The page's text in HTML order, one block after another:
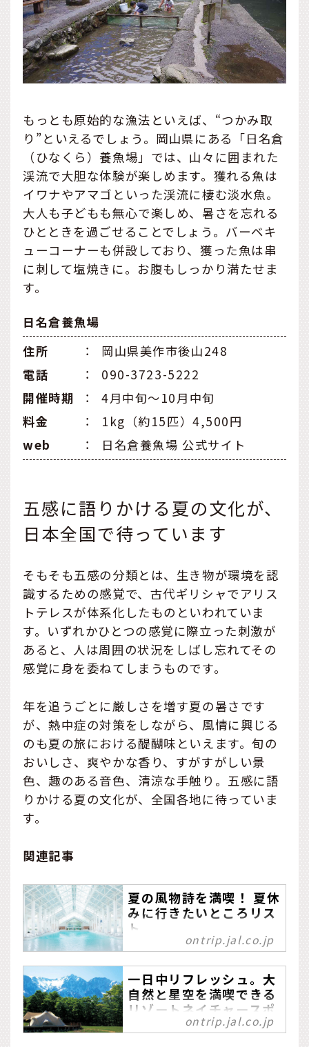
もっとも原始的な漁法といえば、“つかみ取
り”といえるでしょう。岡山県にある「日名倉
（ひなくら）養魚場」では、山々に囲まれた
渓流で大胆な体験が楽しめます。獲れる魚は
イワナやアマゴといった渓流に棲む淡水魚。
大人も子どもも無心で楽しめ、暑さを忘れる
ひとときを過ごせることでしょう。バーベキ
ューコーナーも併設しており、獲った魚は串
に刺して塩焼きに。お腹もしっかり満たせま
す。
日名倉養魚場
住所
：
岡山県美作市後山248
電話
：
090-3723-5222
開催時期
：
4月中旬～10月中旬
料金
：
1kg（約15匹）4,500円
web
： 日名倉養魚場 公式サイト
五感に語りかける夏の文化が、
日本全国で待っています
そもそも五感の分類とは、生き物が環境を認
識するための感覚で、古代ギリシャでアリス
トテレスが体系化したものといわれていま
す。いずれかひとつの感覚に際立った刺激が
あると、人は周囲の状況をしばし忘れてその
感覚に身を委ねてしまうものです。
年を追うごとに厳しさを増す夏の暑さです
が、熱中症の対策をしながら、風情に興じる
のも夏の旅における醍醐味といえます。旬の
おいしさ、爽やかな香り、すがすがしい景
色、趣のある音色、清涼な手触り。五感に語
りかける夏の文化が、全国各地に待っていま
す。
関連記事
夏の風物詩を満喫！ 夏休
みに行きたいところリス
ト
気がついたら、夏も本番！
今年の夏を存分に満喫すべ
く「夏休みに行きたいとこ
ろリスト」を作成しまし
た。ビーチやプール、フェ
ス、グルメなど、今から計
ontrip.jal.co.jp
一日中リフレッシュ。大
自然と星空を満喫できる
リゾートネイチャースポ
ontrip.jal.co.jp